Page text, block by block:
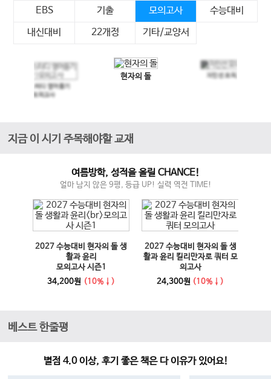
EBS 기출 모의고사
수능대비
내신대비
22개정 기타/교양서
메가스터디 영어듣기
모의고사
현자의 돌 지인선 모의고사
이전 슬라이드
지금 이 시기 주목해야할 교재
여름방학, 성적을 올릴 CHANCE!
얼마 남지 않은 9평, 등급 UP! 실력 역전 TIME!
2027 수능대비 현자의 돌 생
활과 윤리
모의고사 시즌1
34,200원 (10%↓)
2027 수능대비 현자의 돌 생
활과 윤리 킬리만자로 쿼터 모
의고사
24,300원 (10%↓)
이전 슬라이드 다음 슬라이드
베스트 한줄평
별점 4.0 이상, 후기 좋은 책은 다 이유가 있어요!